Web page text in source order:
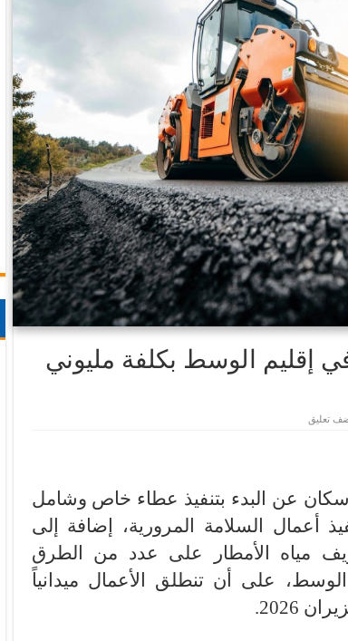
إقليم الوسط بكلفة مليوني
تعليق
عن البدء بتنفيذ عطاء خاص وشامل
أعمال السلامة المرورية، إضافة إلى
مياه الأمطار على عدد من الطرق
على أن تنطلق الأعمال ميدانياً